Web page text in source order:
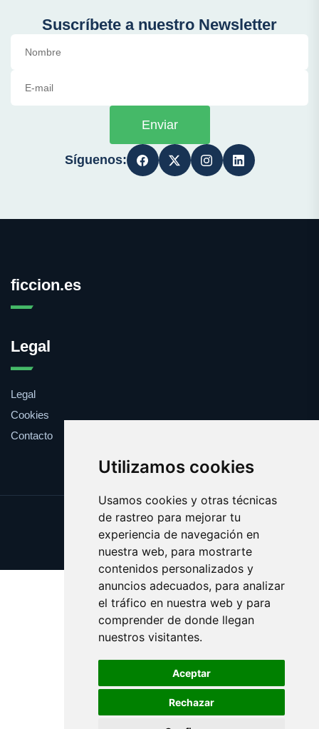
Utilizamos cookies
Usamos cookies y otras técnicas
de rastreo para mejorar tu
experiencia de navegación en
nuestra web, para mostrarte
contenidos personalizados y
anuncios adecuados, para analizar
el tráfico en nuestra web y para
comprender de donde llegan
nuestros visitantes.
Aceptar
Rechazar
Suscríbete a nuestro Newsletter
Enviar
Síguenos:
ficcion.es
Legal
Legal
Cookies
Contacto
Update cookies preferences
Copyright © 2025 ficcion.es